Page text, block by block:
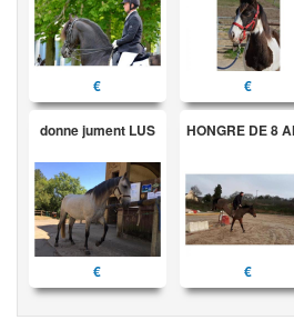
€ €
donne jument LUS
€
HONGRE DE 8
€